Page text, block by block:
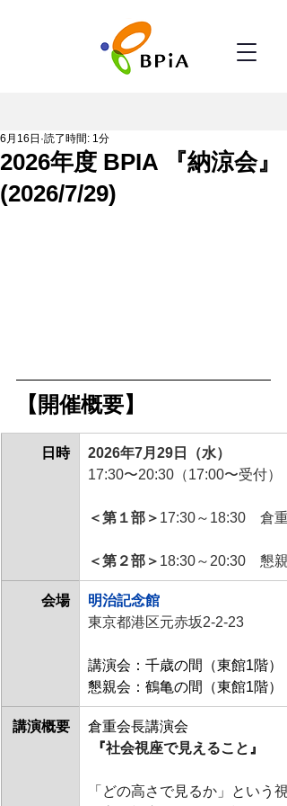
2026年度 BPIA 『納涼会』
(2026/7/29)
6月16日 読了時間: 1分
【開催概要】
日時
2026年7月29日（水）
17:30〜20:30（17:00〜受付）
＜第１部＞ 17:30～18:30　倉
＜第２部＞ 18:30～20:30　懇
会場
明治記念館
東京都港区元赤坂2-2-23
講演会：千歳の間（東館1階）
懇親会：鶴亀の間（東館1階）
講演概要
倉重会長講演会
『社会視座で見えること 』
「どの高さで見るか」という視